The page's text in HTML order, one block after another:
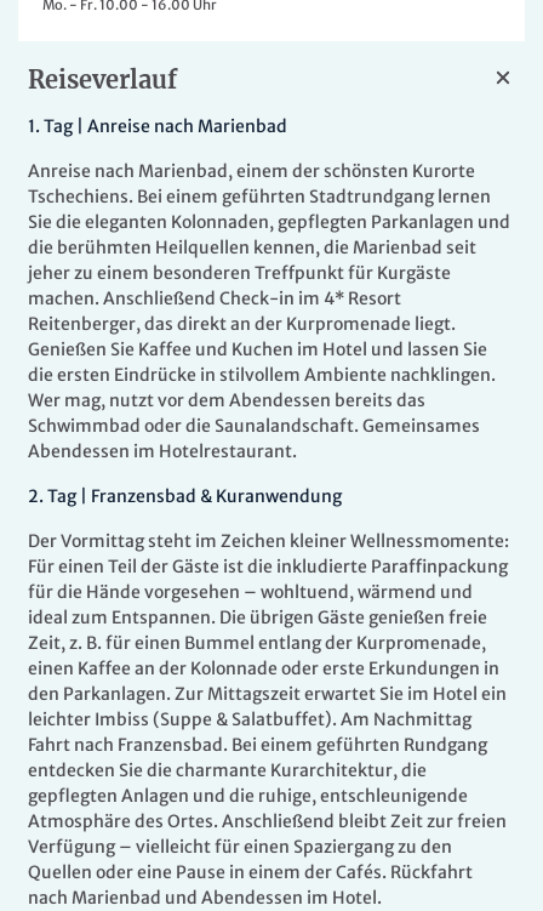
Reiseverlauf
1. Tag | Anreise nach Marienbad
Anreise nach Marienbad, einem der schönsten Kurorte
Tschechiens. Bei einem geführten Stadtrundgang lernen
Sie die eleganten Kolonnaden, gepflegten Parkanlagen und
die berühmten Heilquellen kennen, die Marienbad seit
jeher zu einem besonderen Treffpunkt für Kurgäste
machen. Anschließend Check-in im 4* Resort
Reitenberger, das direkt an der Kurpromenade liegt.
Genießen Sie Kaffee und Kuchen im Hotel und lassen Sie
die ersten Eindrücke in stilvollem Ambiente nachklingen.
Wer mag, nutzt vor dem Abendessen bereits das
Schwimmbad oder die Saunalandschaft. Gemeinsames
Abendessen im Hotelrestaurant.
2. Tag | Franzensbad & Kuranwendung
Der Vormittag steht im Zeichen kleiner Wellnessmomente:
Für einen Teil der Gäste ist die inkludierte Paraffinpackung
für die Hände vorgesehen – wohltuend, wärmend und
ideal zum Entspannen. Die übrigen Gäste genießen freie
Zeit, z. B. für einen Bummel entlang der Kurpromenade,
einen Kaffee an der Kolonnade oder erste Erkundungen in
den Parkanlagen. Zur Mittagszeit erwartet Sie im Hotel ein
leichter Imbiss (Suppe & Salatbuffet). Am Nachmittag
Fahrt nach Franzensbad. Bei einem geführten Rundgang
entdecken Sie die charmante Kurarchitektur, die
gepflegten Anlagen und die ruhige, entschleunigende
Atmosphäre des Ortes. Anschließend bleibt Zeit zur freien
Verfügung – vielleicht für einen Spaziergang zu den
Quellen oder eine Pause in einem der Cafés. Rückfahrt
nach Marienbad und Abendessen im Hotel.
Mo. - Fr. 10.00 - 16.00 Uhr